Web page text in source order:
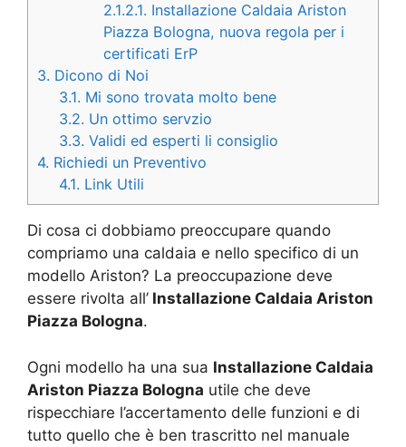
2.1.2.1. Installazione Caldaia Ariston
Piazza Bologna, nuova regola per i
certificati ErP
3. Dicono di Noi
3.1. Mi sono trovata molto bene
3.2. Un ottimo servzio
3.3. Validi ed esperti li consiglio
4. Richiedi un Preventivo
4.1. Link Utili
Di cosa ci dobbiamo preoccupare quando
compriamo una caldaia e nello specifico di un
modello Ariston? La preoccupazione deve
essere rivolta all’ Installazione Caldaia Ariston
Piazza Bologna.
Ogni modello ha una sua Installazione Caldaia
Ariston Piazza Bologna utile che deve
rispecchiare l’accertamento delle funzioni e di
tutto quello che è ben trascritto nel manuale